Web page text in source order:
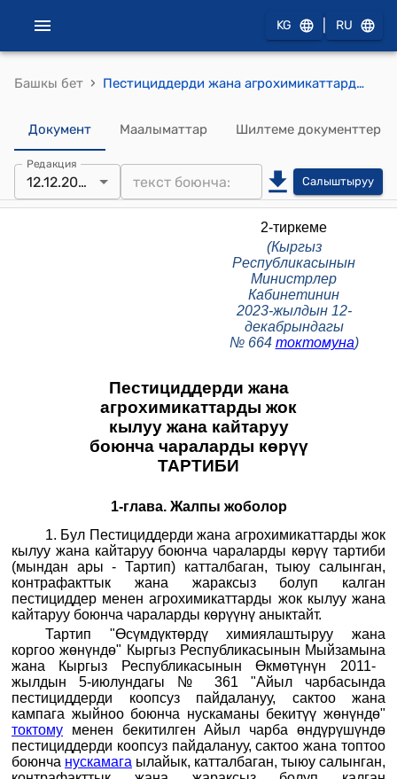
KG RU
Башкы бет › Пестициддерди жана агрохимикаттарды жок кылуу жана кайтаруу боюнча чараларды көрүү тартиби (Кыргыз Республикасынын Министрлер Кабинетинин 2023-жылдын 12-декабрындагы № 664 токтомуна)
Документ Маалыматтар Шилтеме документтер
Редакция
12.12.2023 Салыштыруу